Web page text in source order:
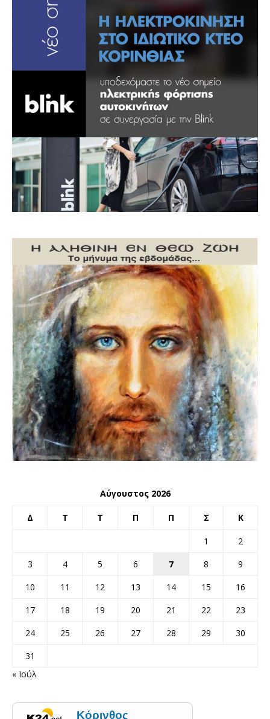
Αύγουστος 2026
Δ Τ Τ Π Π Σ Κ
1
2
3
4 5 6 7 8
9
10
11 12 13 14 15
16
17
18 19 20 21 22
23
24
25 26 27 28 29
30
31
« Ιούλ